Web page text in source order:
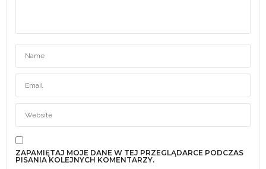
ZAPAMIĘTAJ MOJE DANE W TEJ PRZEGLĄDARCE PODCZAS
PISANIA KOLEJNYCH KOMENTARZY.